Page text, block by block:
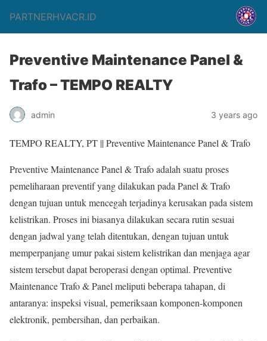
PARTNERHVACR.ID
Preventive Maintenance Panel &
Trafo – TEMPO REALTY
admin 3 years ago
TEMPO REALTY, PT || Preventive Maintenance Panel & Trafo
Preventive Maintenance Panel & Trafo adalah suatu proses
pemeliharaan preventif yang dilakukan pada Panel & Trafo
dengan tujuan untuk mencegah terjadinya kerusakan pada sistem
kelistrikan. Proses ini biasanya dilakukan secara rutin sesuai
dengan jadwal yang telah ditentukan, dengan tujuan untuk
memperpanjang umur pakai sistem kelistrikan dan menjaga agar
sistem tersebut dapat beroperasi dengan optimal. Preventive
Maintenance Trafo & Panel meliputi beberapa tahapan, di
antaranya: inspeksi visual, pemeriksaan komponen-komponen
elektronik, pembersihan, dan perbaikan.